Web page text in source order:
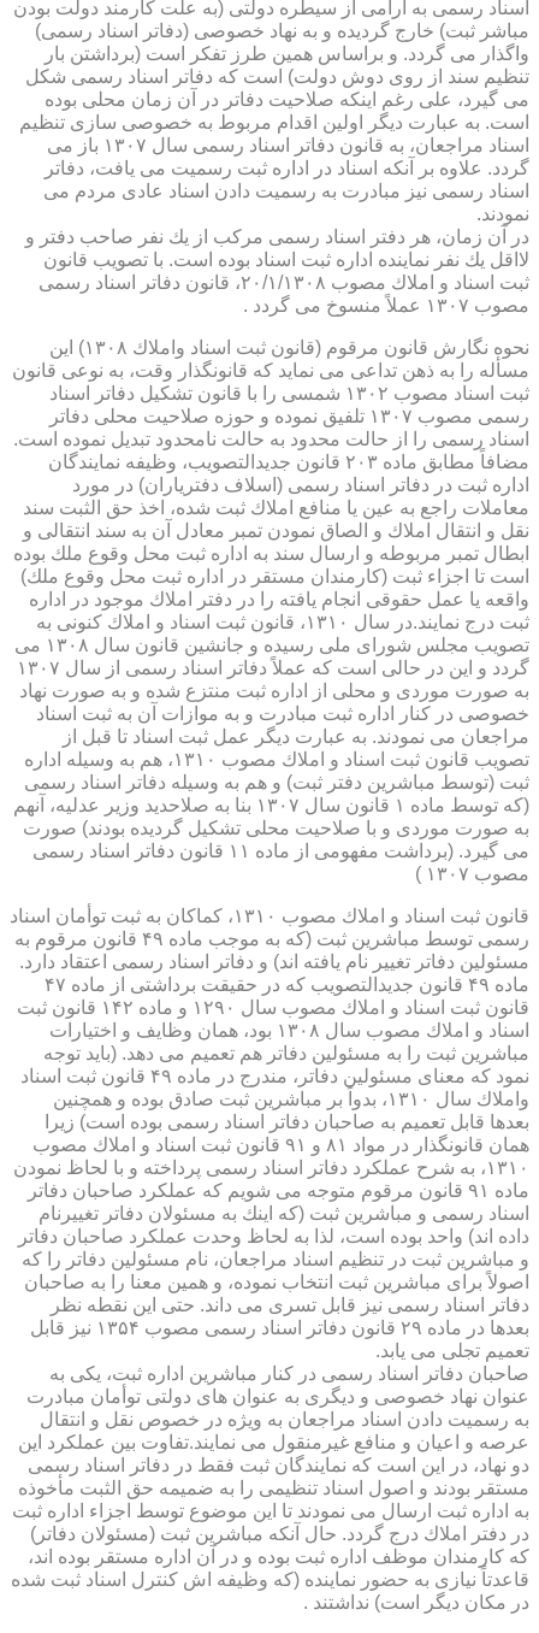
اسناد رسمی به آرامی از سیطره دولتی (به علت كارمند دولت بودن
مباشر ثبت) خارج گردیده و به نهاد خصوصی (دفاتر اسناد رسمی)
واگذار می گردد. و براساس همین طرز تفكر است (برداشتن بار
تنظیم سند از روی دوش دولت) است كه دفاتر اسناد رسمی شكل
می گیرد، علی رغم اینكه صلاحیت دفاتر در آن زمان محلی بوده
است. به عبارت دیگر اولین اقدام مربوط به خصوصی سازی تنظیم
اسناد مراجعان، به قانون دفاتر اسناد رسمی سال ۱۳۰۷ باز می
گردد. علاوه بر آنكه اسناد در اداره ثبت رسمیت می یافت، دفاتر
اسناد رسمی نیز مبادرت به رسمیت دادن اسناد عادی مردم می
نمودند.
در آن زمان، هر دفتر اسناد رسمی مركب از یك نفر صاحب دفتر و
لااقل یك نفر نماینده اداره ثبت اسناد بوده است. با تصویب قانون
ثبت اسناد و املاك مصوب ۲۰/۱/۱۳۰۸، قانون دفاتر اسناد رسمی
مصوب ۱۳۰۷ عملاً منسوخ می گردد .
نحوه نگارش قانون مرقوم (قانون ثبت اسناد واملاك ۱۳۰۸) این
مسأله را به ذهن تداعی می نماید كه قانونگذار وقت، به نوعی قانون
ثبت اسناد مصوب ۱۳۰۲ شمسی را با قانون تشكیل دفاتر اسناد
رسمی مصوب ۱۳۰۷ تلفیق نموده و حوزه صلاحیت محلی دفاتر
اسناد رسمی را از حالت محدود به حالت نامحدود تبدیل نموده است.
مضافاً مطابق ماده ۲۰۳ قانون جدیدالتصویب، وظیفه نمایندگان
اداره ثبت در دفاتر اسناد رسمی (اسلاف دفتریاران) در مورد
معاملات راجع به عین یا منافع املاك ثبت شده، اخذ حق الثبت سند
نقل و انتقال املاك و الصاق نمودن تمبر معادل آن به سند انتقالی و
ابطال تمبر مربوطه و ارسال سند به اداره ثبت محل وقوع ملك بوده
است تا اجزاء ثبت (كارمندان مستقر در اداره ثبت محل وقوع ملك)
واقعه یا عمل حقوقی انجام یافته را در دفتر املاك موجود در اداره
ثبت درج نمایند.در سال ۱۳۱۰، قانون ثبت اسناد و املاك كنونی به
تصویب مجلس شورای ملی رسیده و جانشین قانون سال ۱۳۰۸ می
گردد و این در حالی است كه عملاً دفاتر اسناد رسمی از سال ۱۳۰۷
به صورت موردی و محلی از اداره ثبت منتزع شده و به صورت نهاد
خصوصی در كنار اداره ثبت مبادرت و به موازات آن به ثبت اسناد
مراجعان می نمودند. به عبارت دیگر عمل ثبت اسناد تا قبل از
تصویب قانون ثبت اسناد و املاك مصوب ۱۳۱۰، هم به وسیله اداره
ثبت (توسط مباشرین دفتر ثبت) و هم به وسیله دفاتر اسناد رسمی
(كه توسط ماده ۱ قانون سال ۱۳۰۷ بنا به صلاحدید وزیر عدلیه، آنهم
به صورت موردی و با صلاحیت محلی تشكیل گردیده بودند) صورت
می گیرد. (برداشت مفهومی از ماده ۱۱ قانون دفاتر اسناد رسمی
مصوب ۱۳۰۷ )
قانون ثبت اسناد و املاك مصوب ۱۳۱۰، كماكان به ثبت توأمان اسناد
رسمی توسط مباشرین ثبت (كه به موجب ماده ۴۹ قانون مرقوم به
مسئولین دفاتر تغییر نام یافته اند) و دفاتر اسناد رسمی اعتقاد دارد.
ماده ۴۹ قانون جدیدالتصویب كه در حقیقت برداشتی از ماده ۴۷
قانون ثبت اسناد و املاك مصوب سال ۱۲۹۰ و ماده ۱۴۲ قانون ثبت
اسناد و املاك مصوب سال ۱۳۰۸ بود، همان وظایف و اختیارات
مباشرین ثبت را به مسئولین دفاتر هم تعمیم می دهد. (باید توجه
نمود كه معنای مسئولین دفاتر، مندرج در ماده ۴۹ قانون ثبت اسناد
واملاك سال ۱۳۱۰، بدواً بر مباشرین ثبت صادق بوده و همچنین
بعدها قابل تعمیم به صاحبان دفاتر اسناد رسمی بوده است) زیرا
همان قانونگذار در مواد ۸۱ و ۹۱ قانون ثبت اسناد و املاك مصوب
۱۳۱۰، به شرح عملكرد دفاتر اسناد رسمی پرداخته و با لحاظ نمودن
ماده ۹۱ قانون مرقوم متوجه می شویم كه عملكرد صاحبان دفاتر
اسناد رسمی و مباشرین ثبت (كه اینك به مسئولان دفاتر تغییرنام
داده اند) واحد بوده است، لذا به لحاظ وحدت عملكرد صاحبان دفاتر
و مباشرین ثبت در تنظیم اسناد مراجعان، نام مسئولین دفاتر را كه
اصولاً برای مباشرین ثبت انتخاب نموده، و همین معنا را به صاحبان
دفاتر اسناد رسمی نیز قابل تسری می داند. حتی این نقطه نظر
بعدها در ماده ۲۹ قانون دفاتر اسناد رسمی مصوب ۱۳۵۴ نیز قابل
تعمیم تجلی می یابد.
صاحبان دفاتر اسناد رسمی در كنار مباشرین اداره ثبت، یكی به
عنوان نهاد خصوصی و دیگری به عنوان های دولتی توأمان مبادرت
به رسمیت دادن اسناد مراجعان به ویژه در خصوص نقل و انتقال
عرصه و اعیان و منافع غیرمنقول می نمایند.تفاوت بین عملكرد این
دو نهاد، در این است كه نمایندگان ثبت فقط در دفاتر اسناد رسمی
مستقر بودند و اصول اسناد تنظیمی را به ضمیمه حق الثبت مأخوذه
به اداره ثبت ارسال می نمودند تا این موضوع توسط اجزاء اداره ثبت
در دفتر املاك درج گردد. حال آنكه مباشرین ثبت (مسئولان دفاتر)
كه كارمندان موظف اداره ثبت بوده و در آن اداره مستقر بوده اند،
قاعدتاً نیازی به حضور نماینده (كه وظیفه اش كنترل اسناد ثبت شده
در مكان دیگر است) نداشتند .